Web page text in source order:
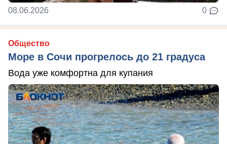
08.06.2026 0
Общество
Море в Сочи прогрелось до 21 градуса
Вода уже комфортна для купания